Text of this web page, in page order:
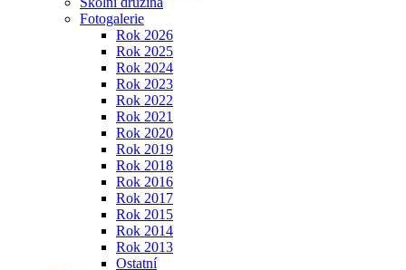
Fotogalerie
Rok 2026
Rok 2025
Rok 2024
Rok 2023
Rok 2022
Rok 2021
Rok 2020
Rok 2019
Rok 2018
Rok 2016
Rok 2017
Rok 2015
Rok 2014
Rok 2013
Ostatní